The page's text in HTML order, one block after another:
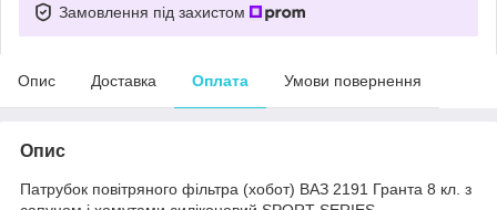
Замовлення під захистом
Опис Доставка Оплата Умови повернення
Опис
Патрубок повітряного фільтра (хобот) ВАЗ 2191 Гранта 8 кл. з